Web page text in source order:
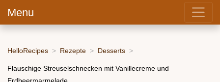
Menu
HelloRecipes Rezepte Desserts
Flauschige Streuselschnecken mit Vanillecreme und
Erdbeermarmelade